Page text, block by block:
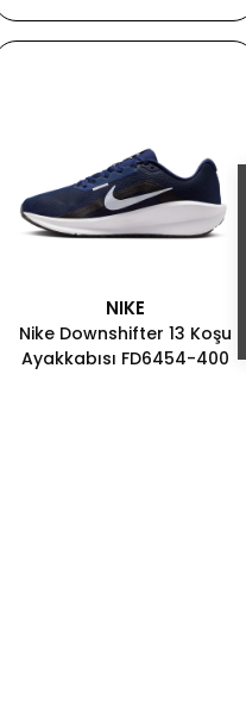
NIKE
Nike Downshifter 13 Koşu
Ayakkabısı FD6454-400